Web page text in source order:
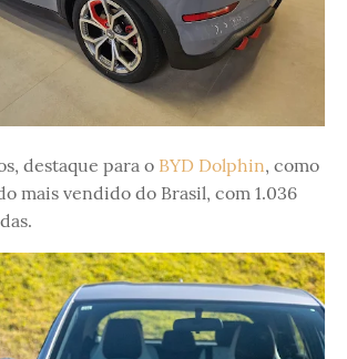
destaque para o BYD Dolphin, como
mais vendido do Brasil, com 1.036